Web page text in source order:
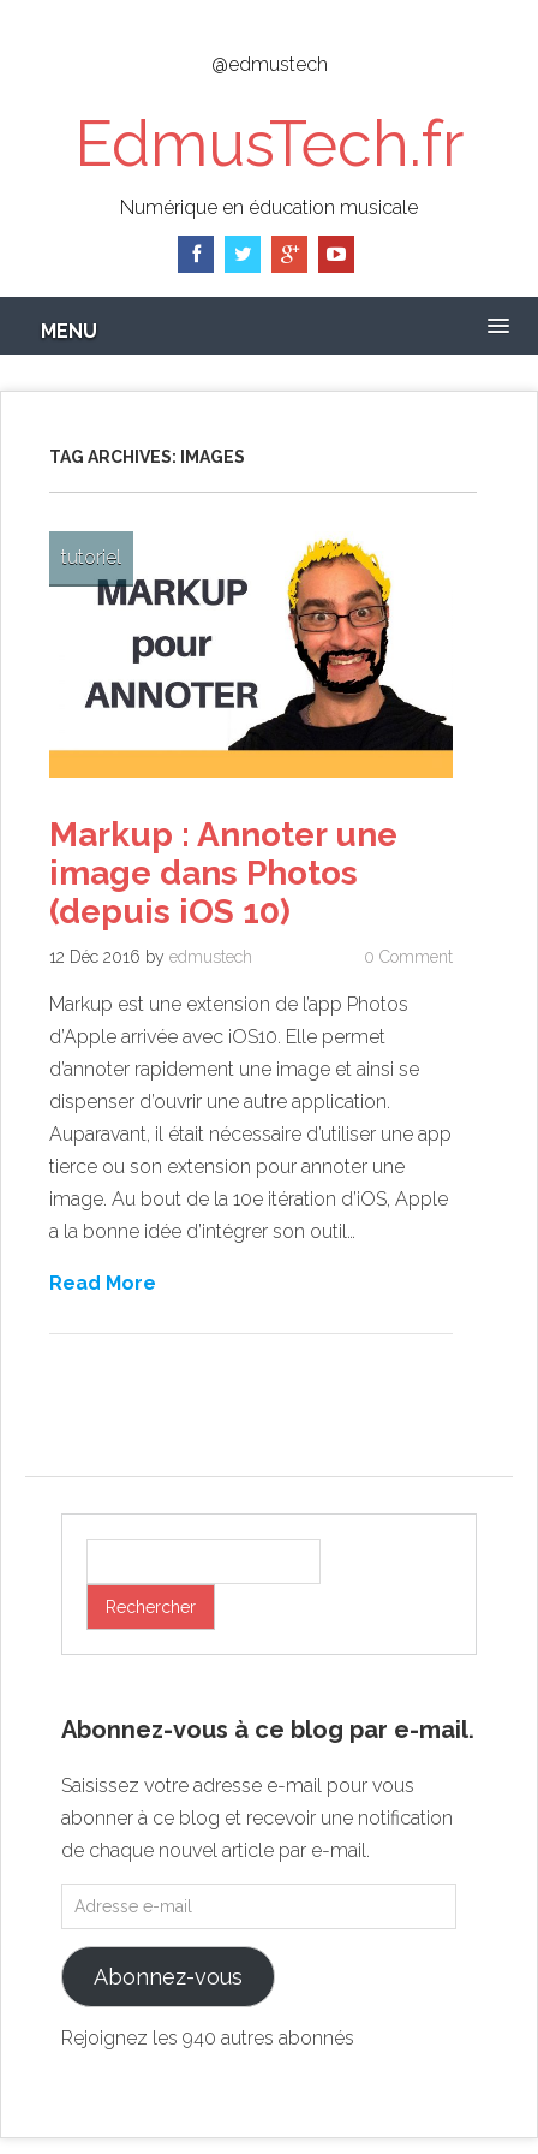
@edmustech
EdmusTech.fr
Numérique en éducation musicale
MENU
TAG ARCHIVES: IMAGES
tutoriel
Markup : Annoter une
image dans Photos
(depuis iOS 10)
12 Déc 2016 by edmustech 0 Comment
Markup est une extension de l’app Photos
d’Apple arrivée avec iOS10. Elle permet
d’annoter rapidement une image et ainsi se
dispenser d’ouvrir une autre application.
Auparavant, il était nécessaire d’utiliser une app
tierce ou son extension pour annoter une
image. Au bout de la 10e itération d’iOS, Apple
a la bonne idée d’intégrer son outil…
Read More
Abonnez-vous à ce blog par e-mail.
Saisissez votre adresse e-mail pour vous
abonner à ce blog et recevoir une notification
de chaque nouvel article par e-mail.
Abonnez-vous
Rejoignez les 940 autres abonnés